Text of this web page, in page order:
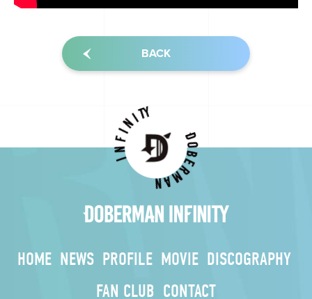
BACK
HOME NEWS PROFILE MOVIE DISCOGRAPHY
FAN CLUB CONTACT